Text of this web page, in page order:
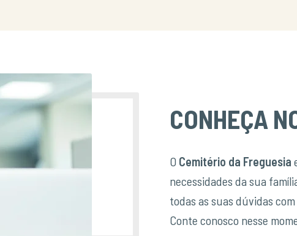
CONHEÇA
O Cemitério da Freguesia
necessidades da sua
todas as suas dúvidas
Conte conosco nesse